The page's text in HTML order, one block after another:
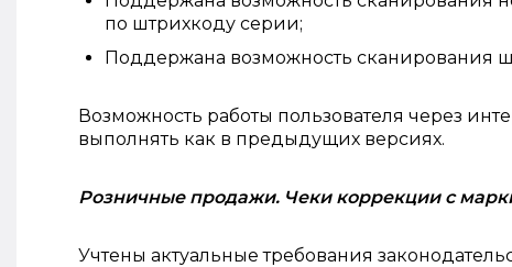
по штрихкоду серии;
Поддержана возможность сканирования
Возможность работы пользователя через
выполнять как в предыдущих версиях.
Розничные продажи. Чеки коррекции с
Учтены актуальные требования